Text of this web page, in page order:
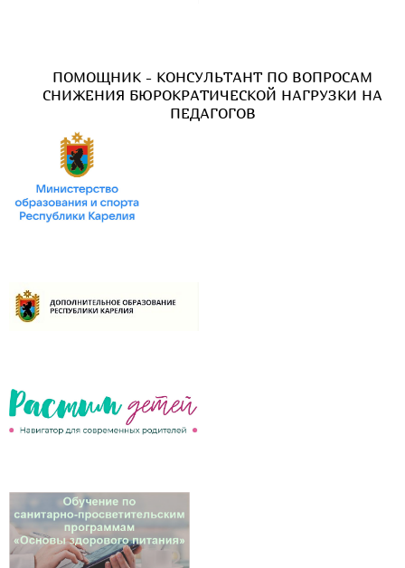
ПОМОЩНИК - КОНСУЛЬТАНТ ПО ВОПРОСАМ
СНИЖЕНИЯ БЮРОКРАТИЧЕСКОЙ НАГРУЗКИ НА
ПЕДАГОГОВ